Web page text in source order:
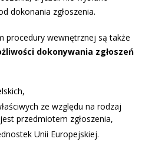
dokonania zgłoszenia.
procedury wewnętrznej są także
dokonywania zgłoszeń
ze względu na rodzaj
przedmiotem zgłoszenia,
Unii Europejskiej.